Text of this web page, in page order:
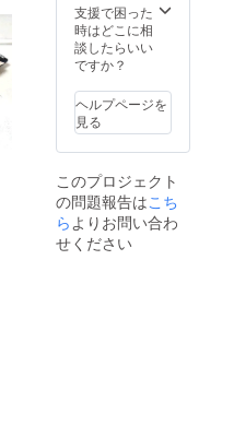
支援で困った
時はどこに相
談したらいい
ですか？
ヘルプページを
見る
このプロジェクト
の問題報告はこち
ら よりお問い合わ
せください